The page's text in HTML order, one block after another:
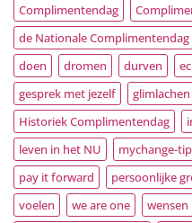
Complimentendag
de Nationale Complimentendag
doen
dromen durven
gesprek met jezelf
glimlachen
Historiek Complimentendag
leven in het NU
mychange-tip
pay it forward
persoonlijke
voelen
we are one wensen